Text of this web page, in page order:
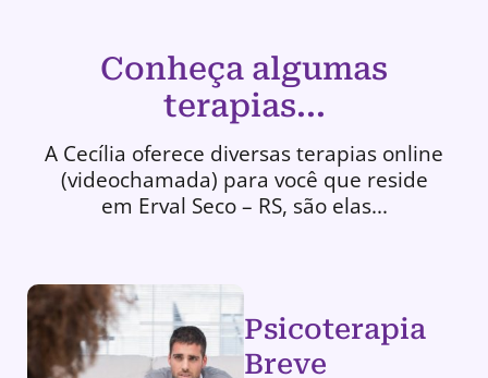
Conheça algumas
terapias...
A Cecília oferece diversas terapias online
(videochamada) para você que reside
em Erval Seco – RS, são elas...
Psicoterapia
Breve